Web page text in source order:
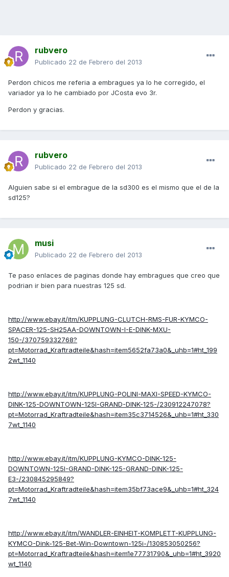
rubvero
Publicado 22 de Febrero del 2013
Perdon chicos me referia a embragues ya lo he corregido, el
variador ya lo he cambiado por JCosta evo 3r.
Perdon y gracias.
rubvero
Publicado 22 de Febrero del 2013
Alguien sabe si el embrague de la sd300 es el mismo que el de la
sd125?
musi
Publicado 22 de Febrero del 2013
Te paso enlaces de paginas donde hay embragues que creo que
podrian ir bien para nuestras 125 sd.
http://www.ebay.it/itm/KUPPLUNG-CLUTCH-RMS-FUR-KYMCO-
SPACER-125-SH25AA-DOWNTOWN-I-E-DINK-MXU-
150-/370759332768?
pt=Motorrad_Kraftradteile&hash=item5652fa73a0&_uhb=1#ht_199
2wt_1140
http://www.ebay.it/itm/KUPPLUNG-POLINI-MAXI-SPEED-KYMCO-
DINK-125-DOWNTOWN-125I-GRAND-DINK-125-/230912247078?
pt=Motorrad_Kraftradteile&hash=item35c3714526&_uhb=1#ht_330
7wt_1140
http://www.ebay.it/itm/KUPPLUNG-KYMCO-DINK-125-
DOWNTOWN-125I-GRAND-DINK-125-GRAND-DINK-125-
E3-/230845295849?
pt=Motorrad_Kraftradteile&hash=item35bf73ace9&_uhb=1#ht_324
7wt_1140
http://www.ebay.it/itm/WANDLER-EINHEIT-KOMPLETT-KUPPLUNG-
KYMCO-Dink-125-Bet-Win-Downtown-125i-/130853050256?
pt=Motorrad_Kraftradteile&hash=item1e77731790&_uhb=1#ht_3920
wt_1140